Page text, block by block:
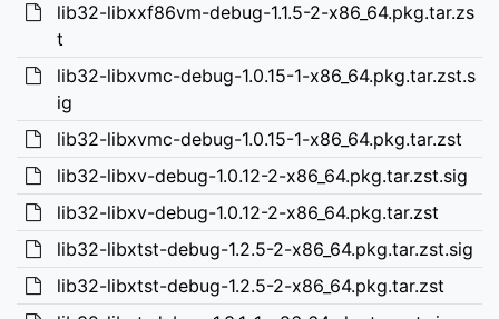
lib32-libxxf86vm-debug-1.1.5-2-x86_64.pkg.tar.zs
t
lib32-libxvmc-debug-1.0.15-1-x86_64.pkg.tar.zst.s
ig
lib32-libxvmc-debug-1.0.15-1-x86_64.pkg.tar.zst
lib32-libxv-debug-1.0.12-2-x86_64.pkg.tar.zst.sig
lib32-libxv-debug-1.0.12-2-x86_64.pkg.tar.zst
lib32-libxtst-debug-1.2.5-2-x86_64.pkg.tar.zst.sig
lib32-libxtst-debug-1.2.5-2-x86_64.pkg.tar.zst